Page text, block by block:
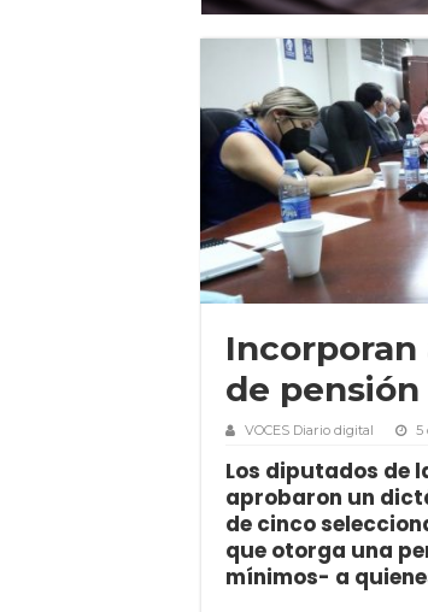
de
VOCES Diario digital 5
Los diputados de
aprobaron un
de cinco
que otorga una
mínimos- a